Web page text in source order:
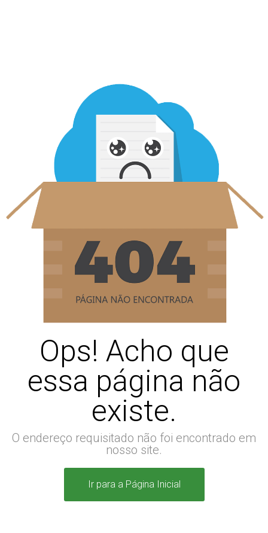
Ops! Acho que
essa página não
existe.
O endereço requisitado não foi encontrado em
nosso site.
Ir para a Página Inicial